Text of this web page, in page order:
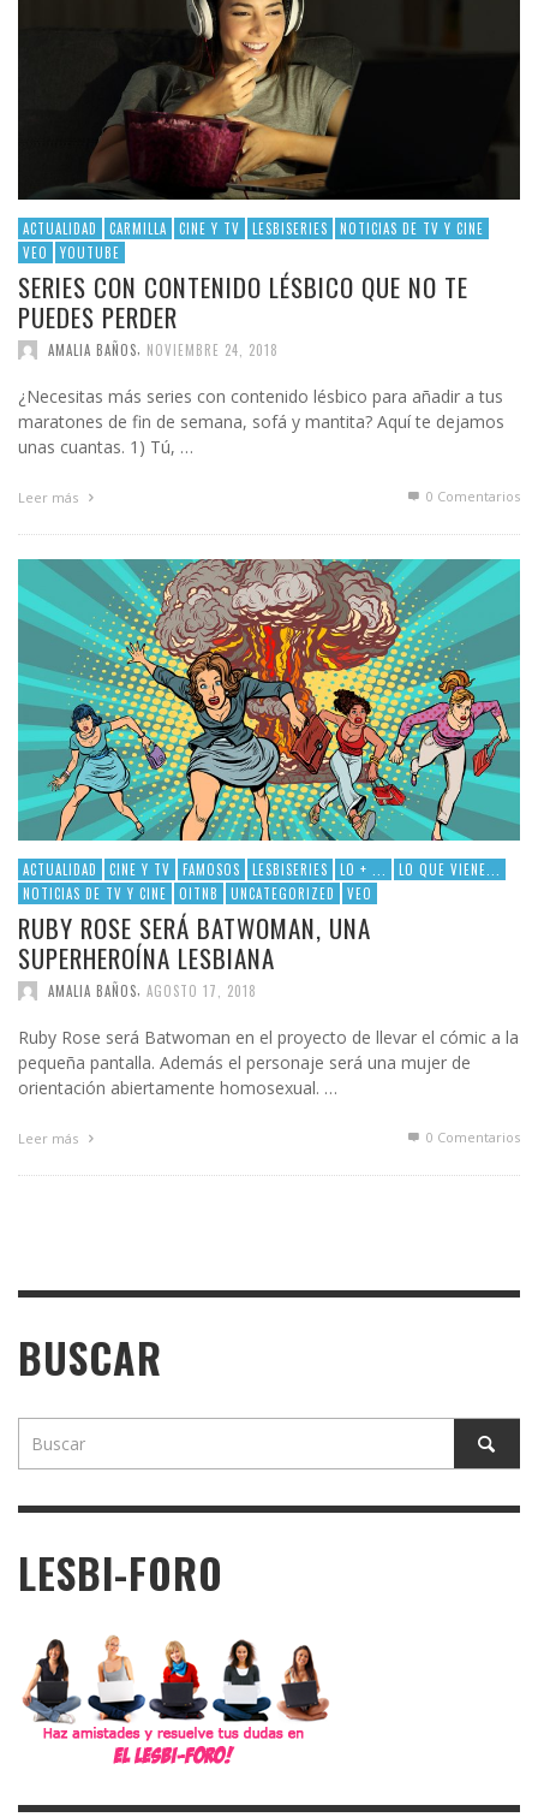
ACTUALIDAD CARMILLA CINE Y TV LESBISERIES
NOTICIAS DE TV Y CINE
VEO
YOUTUBE
SERIES CON CONTENIDO LÉSBICO QUE NO TE
PUEDES PERDER
AMALIA BAÑOS NOVIEMBRE 24, 2018
¿Necesitas más series con contenido lésbico para añadir a tus
maratones de fin de semana, sofá y mantita? Aquí te dejamos
unas cuantas. 1) Tú, …
Leer más 0 Comentarios
ACTUALIDAD CINE Y TV FAMOSOS LESBISERIES LO + ...
LO QUE VIENE...
NOTICIAS DE TV Y CINE
OITNB UNCATEGORIZED VEO
RUBY ROSE SERÁ BATWOMAN, UNA
SUPERHEROÍNA LESBIANA
AMALIA BAÑOS AGOSTO 17, 2018
Ruby Rose será Batwoman en el proyecto de llevar el cómic a la
pequeña pantalla. Además el personaje será una mujer de
orientación abiertamente homosexual. …
Leer más 0 Comentarios
BUSCAR
LESBI-FORO